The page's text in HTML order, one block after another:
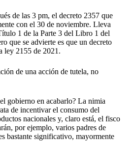
de las 3 pm, el decreto 2357 que
con el 30 de noviembre. Lleva
1 de la Parte 3 del Libro 1 del
que se advierte es que un decreto
ley 2155 de 2021.
de una acción de tutela, no
gobierno en acabarlo? La nimia
de incentivar el consumo del
nacionales y, claro está, el fisco
por ejemplo, varios padres de
bastante significativo, mayormente